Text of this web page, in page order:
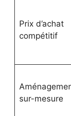
Prix d’achat
compétitif
sur-mesure